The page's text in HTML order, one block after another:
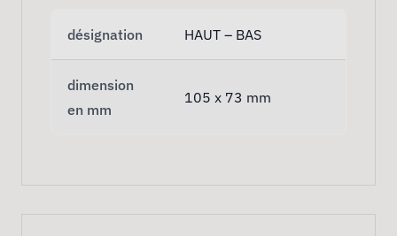
désignation HAUT – BAS
dimension
en mm
105 x 73 mm